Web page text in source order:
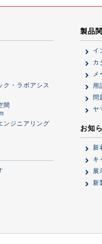
ク・ラボアシス
間
ンジニアリング
製品
イ
カ
メ
用
問
ヤ
お知
新
キ
展
新